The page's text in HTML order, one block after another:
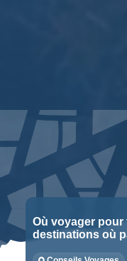
Où voyager pour
destinations où